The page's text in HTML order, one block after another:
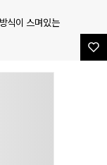
식이 스며있는